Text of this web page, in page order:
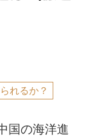
れるか？
国の海洋進